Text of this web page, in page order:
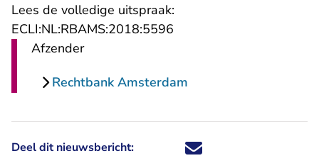
Lees de volledige uitspraak:
ECLI:NL:RBAMS:2018:5596
Afzender
Rechtbank Amsterdam
Deel dit nieuwsbericht: Deel dit nieuwsbericht via X -
Deel dit nieuwsbericht via
Deel dit nieuwsbericht
Deel dit